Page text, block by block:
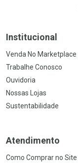
Institucional
Venda No Marketplace
Trabalhe Conosco
Ouvidoria
Nossas Lojas
Sustentabilidade
Atendimento
Como Comprar no Site